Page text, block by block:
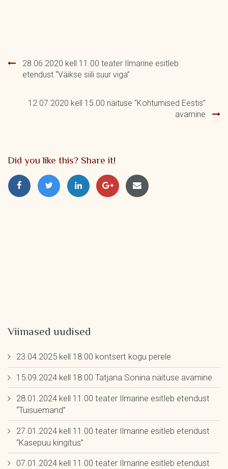
Navigeerimine
28.06.2020 kell 11.00 teater Ilmarine esitleb
etendust “Väikse siili suur viga”
12.07.2020 kell 15.00 näituse “Kohtumised Eestis”
avamine
Did you like this? Share it!
Viimased uudised
23.04.2025 kell 18:00 kontsert kogu perele
15.09.2024 kell 18:00 Tatjana Sonina näituse avamine
28.01.2024 kell 11.00 teater Ilmarine esitleb etendust
“Tuisuemand”
27.01.2024 kell 11.00 teater Ilmarine esitleb etendust
“Kasepuu kingitus”
07.01.2024 kell 11.00 teater Ilmarine esitleb etendust